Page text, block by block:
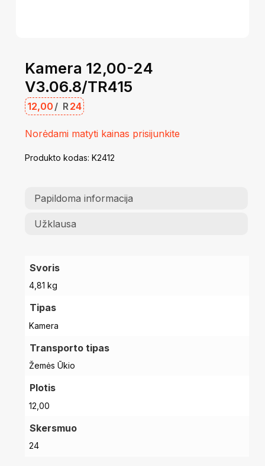
Kamera 12,00-24
V3.06.8/TR415
12,00 / R24
Norėdami matyti kainas prisijunkite
Produkto kodas: K2412
Papildoma informacija
Užklausa
Svoris
4,81 kg
Tipas
Kamera
Transporto tipas
Žemės Ūkio
Plotis
12,00
Skersmuo
24